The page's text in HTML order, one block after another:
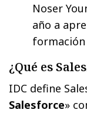
Noser
año a
formación
¿Qué es
IDC define
Salesforce»